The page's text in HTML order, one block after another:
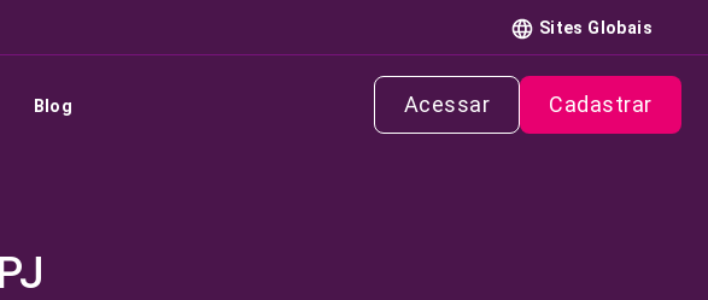
Sites Globais
Blog Acessar Cadastrar